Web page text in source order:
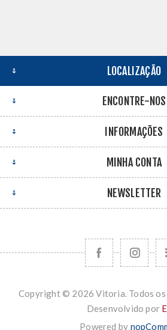
LOCALIZAÇÃO
ENCONTRE-NOS
INFORMAÇÕES
MINHA CONTA
NEWSLETTER
Copyright © 2026 Vitoria. Todos
Desenvolvido por
Powered by